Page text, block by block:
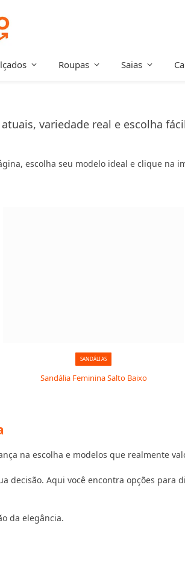
Roupas Saias
variedade real e escolha
escolha seu modelo ideal e clique na
SANDÁLIAS
Sandália Feminina Salto Baixo
na escolha e modelos que realmente
decisão. Aqui você encontra opções para
da elegância.